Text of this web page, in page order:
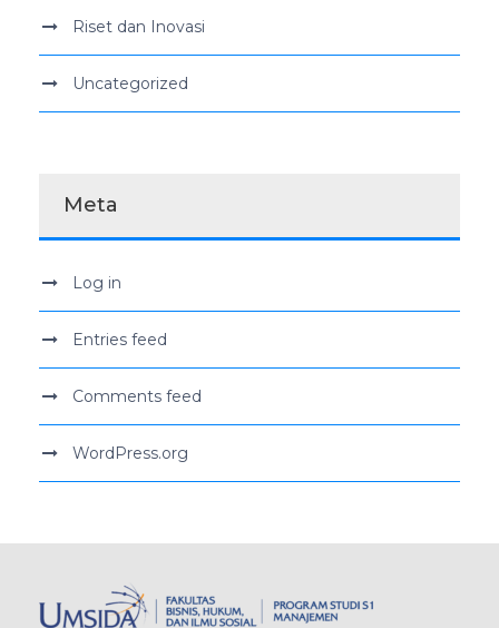
Riset dan Inovasi
Uncategorized
Meta
Log in
Entries feed
Comments feed
WordPress.org